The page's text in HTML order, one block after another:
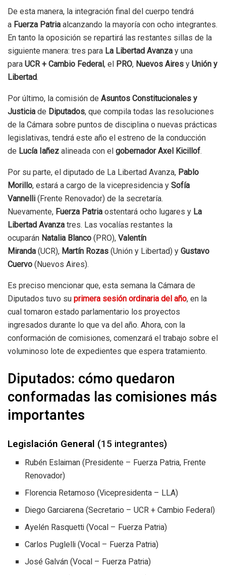
De esta manera, la integración final del cuerpo tendrá
a Fuerza Patria alcanzando la mayoría con ocho integrantes.
En tanto la oposición se repartirá las restantes sillas de la
siguiente manera: tres para La Libertad Avanza y una
para UCR + Cambio Federal , el PRO, Nuevos Aires y Unión y
Libertad.
Por último, la comisión de Asuntos Constitucionales y
Justicia de Diputados, que compila todas las resoluciones
de la Cámara sobre puntos de disciplina o nuevas prácticas
legislativas, tendrá este año el estreno de la conducción
de Lucía Iañez alineada con el gobernador Axel Kicillof.
Por su parte, el diputado de La Libertad Avanza, Pablo
Morillo, estará a cargo de la vicepresidencia y Sofía
Vannelli (Frente Renovador) de la secretaría.
Nuevamente, Fuerza Patria ostentará ocho lugares y La
Libertad Avanza tres. Las vocalías restantes la
ocuparán Natalia Blanco (PRO), Valentín
Miranda (UCR), Martín Rozas (Unión y Libertad) y Gustavo
Cuervo (Nuevos Aires).
Es preciso mencionar que, esta semana la Cámara de
Diputados tuvo su primera sesión ordinaria del año, en la
cual tomaron estado parlamentario los proyectos
ingresados durante lo que va del año. Ahora, con la
conformación de comisiones, comenzará el trabajo sobre el
voluminoso lote de expedientes que espera tratamiento.
Diputados: cómo quedaron
conformadas las comisiones más
importantes
Legislación General (15 integrantes)
Rubén Eslaiman (Presidente – Fuerza Patria, Frente
Renovador)
Florencia Retamoso (Vicepresidenta – LLA)
Diego Garciarena (Secretario – UCR + Cambio Federal)
Ayelén Rasquetti (Vocal – Fuerza Patria)
Carlos Puglelli (Vocal – Fuerza Patria)
José Galván (Vocal – Fuerza Patria)